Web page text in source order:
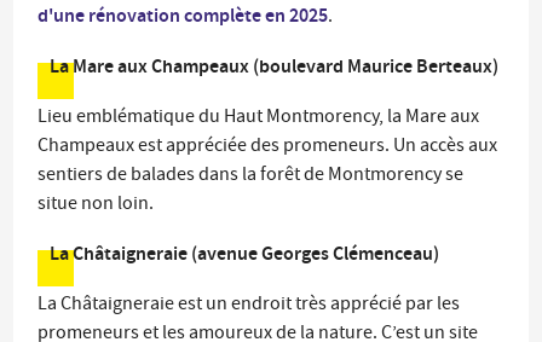
d'une rénovation complète en 2025.
La Mare aux Champeaux (boulevard Maurice Berteaux)
Lieu emblématique du Haut Montmorency, la Mare aux
Champeaux est appréciée des promeneurs. Un accès aux
sentiers de balades dans la forêt de Montmorency se
situe non loin.
La Châtaigneraie (avenue Georges Clémenceau)
La Châtaigneraie est un endroit très apprécié par les
promeneurs et les amoureux de la nature. C’est un site